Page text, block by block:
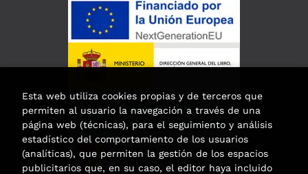
Esta web utiliza cookies propias y de terceros que
permiten al usuario la navegación a través de una
página web (técnicas), para el seguimiento y análisis
estadístico del comportamiento de los usuarios
(analíticas), que permiten la gestión de los espacios
publicitarios que, en su caso, el editor haya incluido